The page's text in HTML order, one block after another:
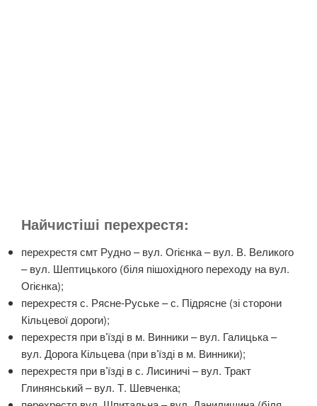
Найчистіші перехрестя:
перехрестя смт Рудно – вул. Огієнка – вул. В. Великого
– вул. Шептицького (біля пішохідного переходу на вул.
Огієнка);
перехрестя с. Рясне-Руське – с. Підрясне (зі сторони
Кільцевої дороги);
перехрестя при в’їзді в м. Винники – вул. Галицька –
вул. Дорога Кільцева (при в’їзді в м. Винники);
перехрестя при в’їзді в с. Лисиничі – вул. Тракт
Глинянський – вул. Т. Шевченка;